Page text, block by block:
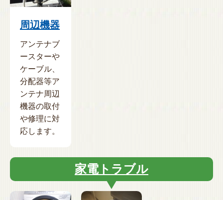
周辺機器
アンテナブ
ースターや
ケーブル、
分配器等ア
ンテナ周辺
機器の取付
や修理に対
応します。
家電トラブル